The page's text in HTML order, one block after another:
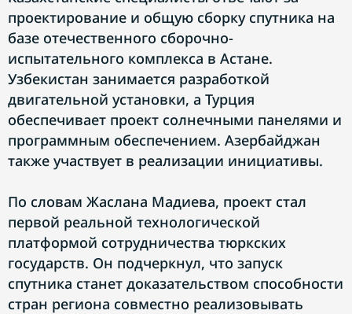
проектирование и общую сборку спутника на
базе отечественного сборочно-
испытательного комплекса в Астане.
Узбекистан занимается разработкой
двигательной установки, а Турция
обеспечивает проект солнечными панелями и
программным обеспечением. Азербайджан
также участвует в реализации инициативы.
По словам Жаслана Мадиева, проект стал
первой реальной технологической
платформой сотрудничества тюркских
государств. Он подчеркнул, что запуск
спутника станет доказательством способности
стран региона совместно реализовывать